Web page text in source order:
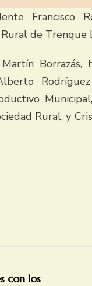
Francisco
de Trenque
Rural, y
con los